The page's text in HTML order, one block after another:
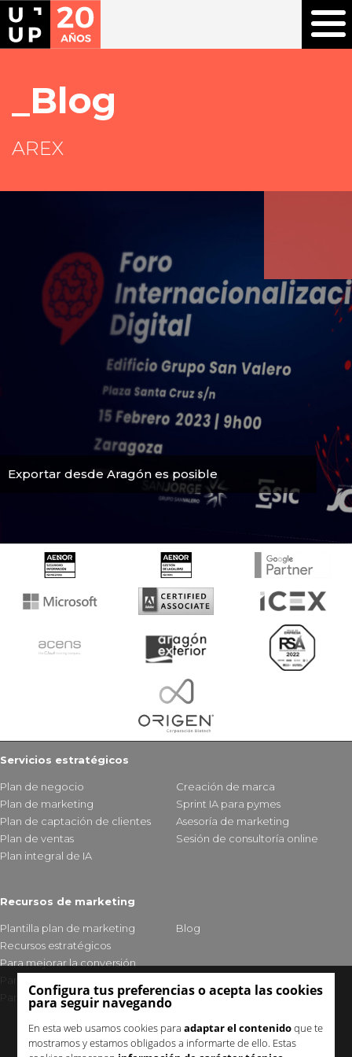
Configura tus preferencias o acepta las cookies
para seguir navegando
En esta web usamos cookies para adaptar el contenidoque te
mostramos y estamos obligados a informarte de ello. Estas
Blog
AREX
Exportar desde Aragón es posible
Servicios estratégicos
Plan de negocio
Plan de marketing
Plan de captación de clientes
Plan de ventas
Plan integral de IA
Creación de marca
Sprint IA para pymes
Asesoría de marketing
Sesión de consultoría online
Recursos de marketing
Plantilla plan de marketing
Recursos estratégicos
Para mejorar la conversión
Para mejorar tu visibilidad
Blog